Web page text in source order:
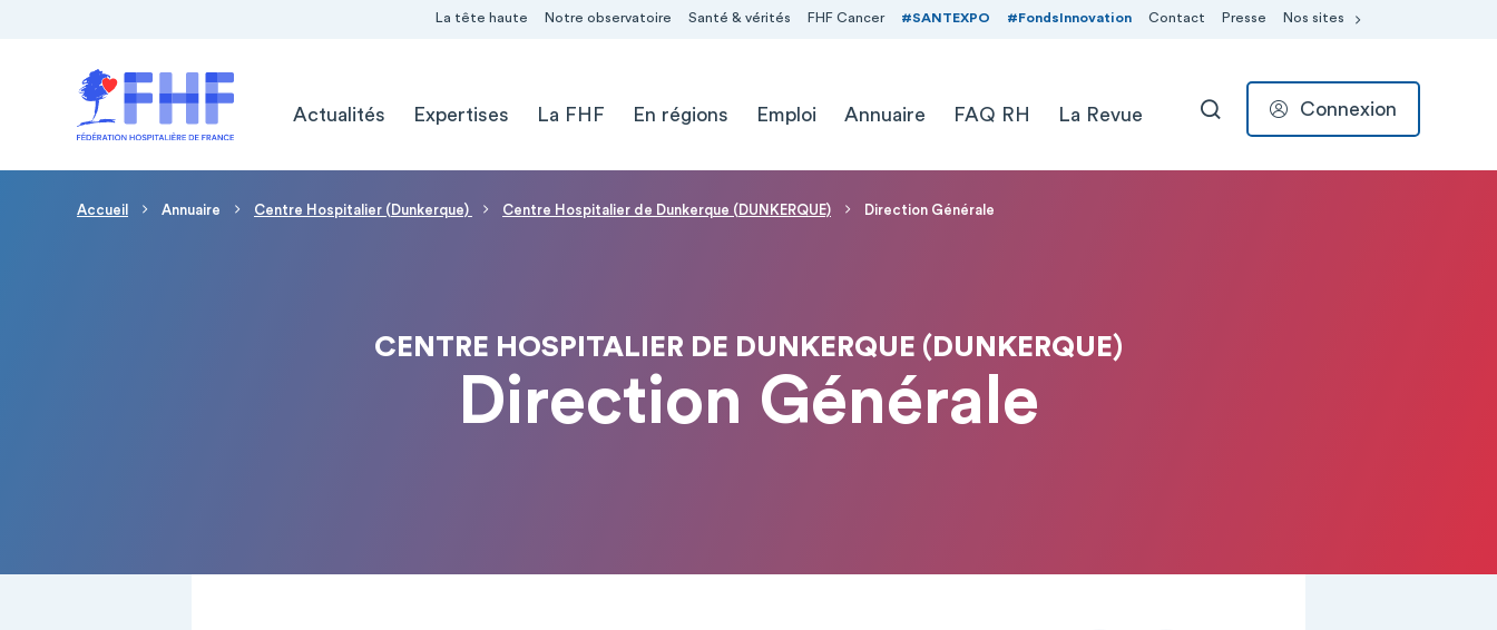
La tête haute Notre observatoire Santé & vérités FHF Cancer #SANTEXPO #FondsInnovation Contact Presse Nos sites
Actualités
Expertises La FHF En régions Emploi Annuaire FAQ RH La Revue RECHERCHER
Connexion
Fil d'Ariane
Accueil Annuaire Centre Hospitalier (Dunkerque) Centre Hospitalier de Dunkerque (DUNKERQUE) Direction Générale
CENTRE HOSPITALIER DE DUNKERQUE (DUNKERQUE)
Direction Générale